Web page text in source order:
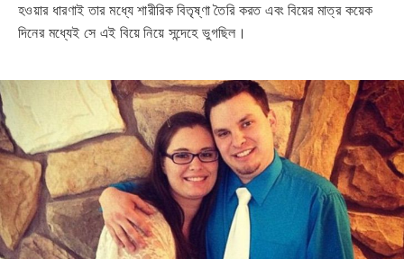
হওয়ার ধারণাই তার মধ্যে শারীরিক বিতৃষ্ণা তৈরি করত এবং বিয়ের মাত্র কয়েক
দিনের মধ্যেই সে এই বিয়ে নিয়ে সন্দেহে ভুগছিল।